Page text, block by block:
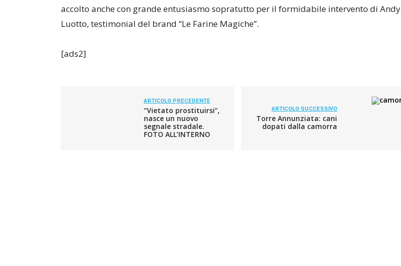
accolto anche con grande entusiasmo sopratutto per il formidabile intervento di Andy
Luotto, testimonial del brand “Le Farine Magiche”.
[ads2]
ARTICOLO PRECEDENTE
“Vietato prostituirsi”,
nasce un nuovo
segnale stradale.
FOTO ALL’INTERNO
ARTICOLO SUCCESSIVO
Torre Annunziata: cani
dopati dalla camorra